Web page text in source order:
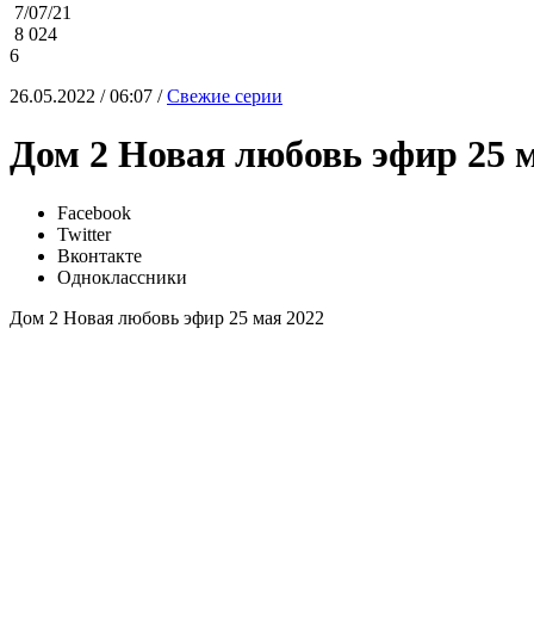
7/07/21
8 024
6
26.05.2022 / 06:07 /Свежие серии
Дом 2 Новая любовь эфир 25
Facebook
Twitter
Вконтакте
Одноклассники
Дом 2 Новая любовь эфир 25 мая 2022